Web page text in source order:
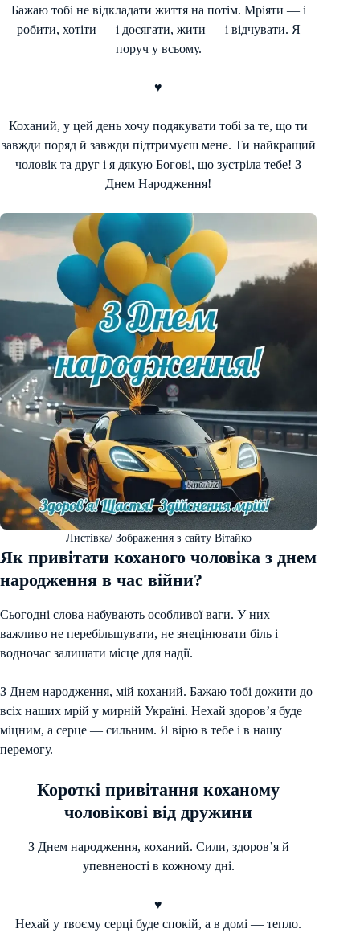
Бажаю тобі не відкладати життя на потім. Мріяти — і
робити, хотіти — і досягати, жити — і відчувати. Я
поруч у всьому.
♥
Коханий, у цей день хочу подякувати тобі за те, що ти
завжди поряд й завжди підтримуєш мене. Ти найкращий
чоловік та друг і я дякую Богові, що зустріла тебе! З
Днем Народження!
Листівка/ Зображення з сайту Вітайко
Як привітати коханого чоловіка з днем
народження в час війни?
Сьогодні слова набувають особливої ваги. У них
важливо не перебільшувати, не знецінювати біль і
водночас залишати місце для надії.
З Днем народження, мій коханий. Бажаю тобі дожити до
всіх наших мрій у мирній Україні. Нехай здоров’я буде
міцним, а серце — сильним. Я вірю в тебе і в нашу
перемогу.
Короткі привітання коханому
чоловікові від дружини
З Днем народження, коханий. Сили, здоров’я й
упевненості в кожному дні.
♥
Нехай у твоєму серці буде спокій, а в домі — тепло.